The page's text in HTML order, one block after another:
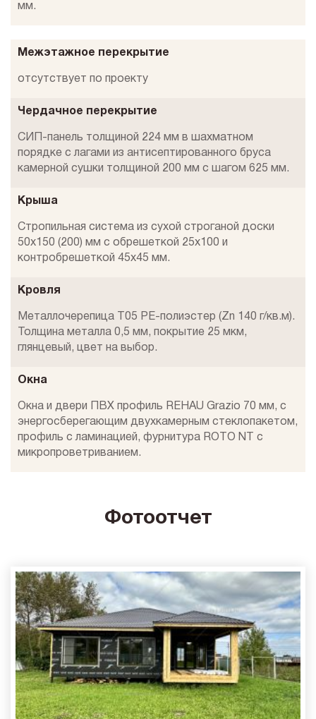
мм.
Межэтажное перекрытие
отсутствует по проекту
Чердачное перекрытие
СИП-панель толщиной 224 мм в шахматном
порядке с лагами из антисептированного бруса
камерной сушки толщиной 200 мм с шагом 625 мм.
Крыша
Стропильная система из сухой строганой доски
50х150 (200) мм с обрешеткой 25х100 и
контробрешеткой 45х45 мм.
Кровля
Металлочерепица T05 PE-полиэстер (Zn 140 г/кв.м).
Толщина металла 0,5 мм, покрытие 25 мкм,
глянцевый, цвет на выбор.
Окна
Окна и двери ПВХ профиль REHAU Grazio 70 мм, с
энергосберегающим двухкамерным стеклопакетом,
профиль с ламинацией, фурнитура ROTO NT с
микропроветриванием.
Фотоотчет